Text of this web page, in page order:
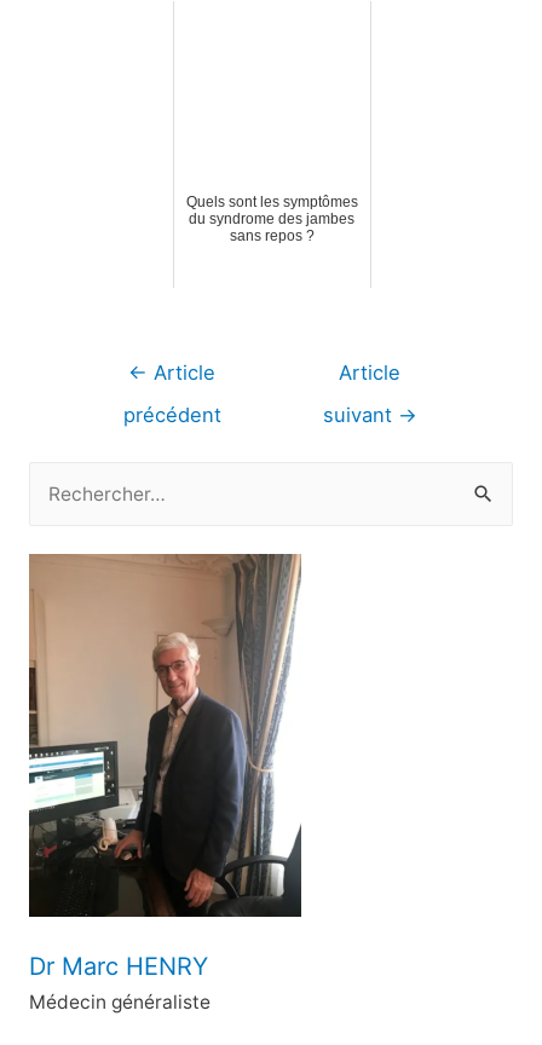
Quels sont les symptômes
du syndrome des jambes
sans repos ?
Navigation
← Article
précédent
Article
suivant →
c
h
r
c
h
e
r
Dr Marc HENRY
Médecin généraliste